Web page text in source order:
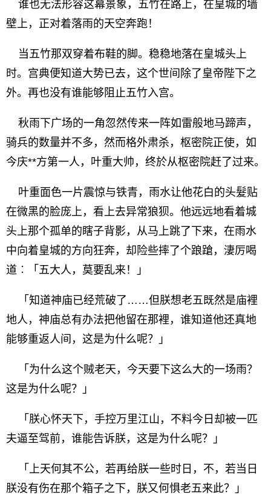
谁也无法形容这幕景象，五竹在路上，在皇城的墙
壁上，正对着落雨的天空奔跑！
当五竹那双穿着布鞋的脚。稳稳地落在皇城头上
时。宫典便知道大势已去，这个世间除了皇帝陛下之
外。再也没有谁能够阻止五竹入宫。
秋雨下广场的一角忽然传来一阵如雷般地马蹄声，
骑兵的数量并不多，然而格外肃杀，枢密院正使，如
今庆**方第一人，叶重大帅，终於从枢密院赶了过来。
叶重面色一片震惊与铁青，雨水让他花白的头髮贴
在微黑的脸庞上，看上去异常狼狈。他远远地看着城
头上那个孤单的瞎子背影，从马上跳了下来，在雨水
中向着皇城的方向狂奔，却险些摔了个踉蹌，淒厉喝
道︰「五大人，莫要乱来！」
「知道神庙已经荒破了……但朕想老五既然是庙裡
地人，神庙总有办法把他留在那裡，谁知道他还真地
能够重返人间，这是为什么呢？」
「为什么这个贼老天，今天要下这么大的一场雨？
这是为什么呢？」
「朕心怀天下，手控万里江山，不料今日却被一匹
夫逼至驾前，谁能告诉朕，这是为什么呢？」
「上天何其不公，若再给朕一些时日，不，若当日
朕没有伤在那个箱子之下，朕又何惧老五来此？」